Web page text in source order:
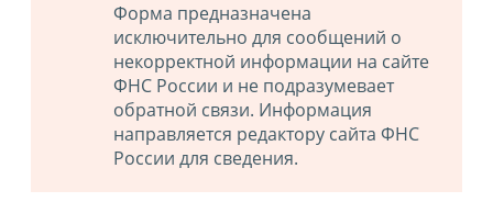
Форма предназначена
исключительно для сообщений о
некорректной информации на сайте
ФНС России и не подразумевает
обратной связи. Информация
направляется редактору сайта ФНС
России для сведения.